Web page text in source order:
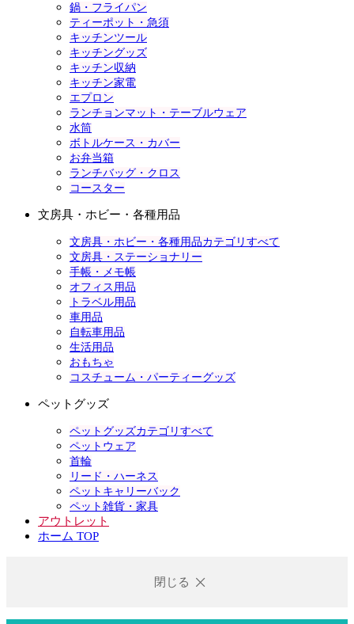
鍋・フライパン
ティーポット・急須
キッチンツール
キッチングッズ
キッチン収納
キッチン家電
エプロン
ランチョンマット・テーブルウェア
水筒
ボトルケース・カバー
お弁当箱
ランチバッグ・クロス
コースター
文房具・ホビー・各種用品
文房具・ホビー・各種用品カテゴリすべて
文房具・ステーショナリー
手帳・メモ帳
オフィス用品
トラベル用品
車用品
自転車用品
生活用品
おもちゃ
コスチューム・パーティーグッズ
ペットグッズ
ペットグッズカテゴリすべて
ペットウェア
首輪
リード・ハーネス
ペットキャリーバック
ペット雑貨・家具
アウトレット
ホーム TOP
閉じる